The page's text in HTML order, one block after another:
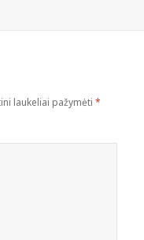
laukeliai pažymėti*